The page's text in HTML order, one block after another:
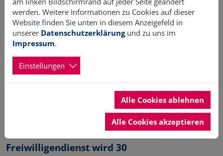
vorherige … 2 3 4 … nächste
EU-
Freiwilligendienst wird 30
werden. Weitere Informationen zu Cookies auf dieser
Website finden Sie unten in diesem Anzeigefeld in
unserer Datenschutzerklärungund zu uns im
Impressum.
Einstellungen
Alle Cookies ablehnen
Alle Cookies akzeptieren